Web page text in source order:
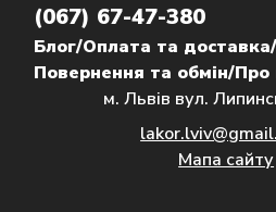
(067) 67-47-380
Блог/Оплата та доставка/
Повернення та обмін/Про
м. Львів вул.
Мапа сайту